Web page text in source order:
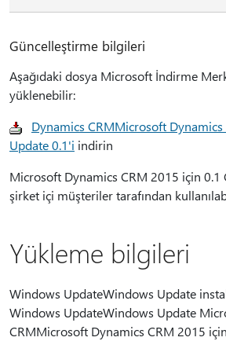
Güncelleştirme bilgileri
Aşağıdaki dosya Microsoft İndirme
yüklenebilir:
Dynamics CRMMicrosoft
Update 0.1'i indirin
Microsoft Dynamics CRM 2015 için 0.1
şirket içi müşteriler tarafından
Yükleme bilgileri
Windows UpdateWindows Update
Windows UpdateWindows Update
CRMMicrosoft Dynamics CRM 2015